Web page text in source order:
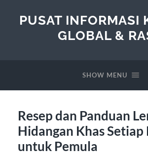
PUSAT INFORMASI
GLOBAL &
SHOW MENU
Resep dan Panduan
Hidangan Khas Setiap
untuk Pemula